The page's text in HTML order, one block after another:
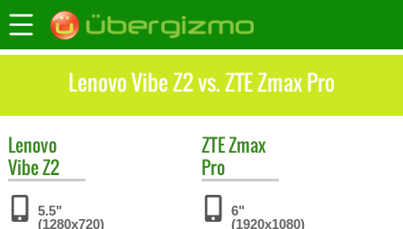
Lenovo Vibe Z2 vs. ZTE Zmax Pro
Lenovo
Vibe Z2
5.5"
(1280x720)
ZTEZmax
Pro
6"
(1920x1080)